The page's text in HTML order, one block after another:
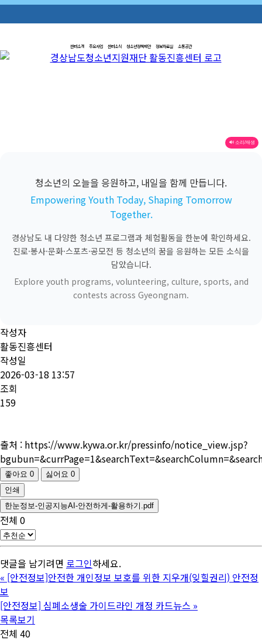
센터소개 주요사업 센터소식 청소년정책제안 정보자료실 소통공간
🔊 소리/재생
청소년의 오늘을 응원하고, 내일을 함께 만듭니다.
Empowering Youth Today, Shaping Tomorrow
Together.
경상남도 내 다양한 청소년 프로그램과 체험활동을 한눈에 확인하세요.
진로·봉사·문화·스포츠·공모전 등 청소년의 꿈을 응원하는 모든 소식을
담았습니다.
Explore youth programs, volunteering, culture, sports, and
contests across Gyeongnam.
작성자
활동진흥센터
작성일
2026-03-18 13:57
조회
159
출처 : https://www.kywa.or.kr/pressinfo/notice_view.jsp?
좋아요 0 싫어요 0
인쇄
한눈정보-인공지능AI-안전하게-활용하기.pdf
전체 0
댓글을 남기려면 로그인하세요.
« [안전정보]안전한 개인정보 보호를 위한 지우개(잊힐권리) 안전정
보
[안전정보] 심폐소생술 가이드라인 개정 카드뉴스 »
목록보기
전체 40